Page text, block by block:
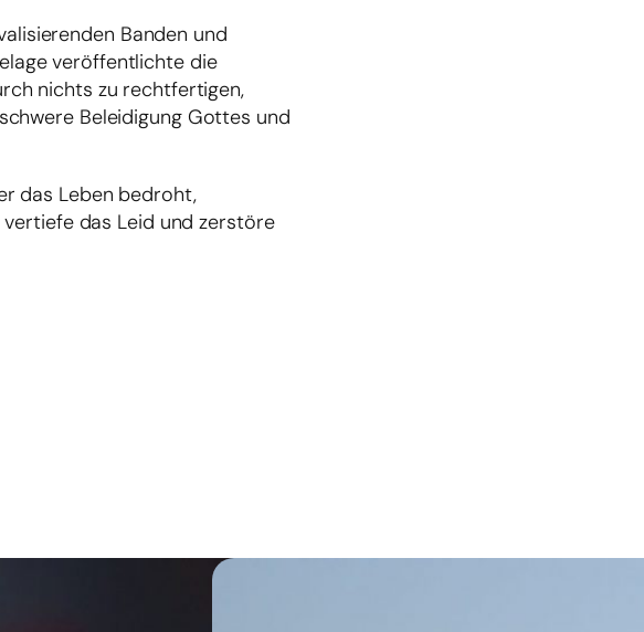
Banden und
veröffentlichte die
nichts zu rechtfertigen,
Beleidigung Gottes und
das Leben bedroht,
das Leid und zerstöre